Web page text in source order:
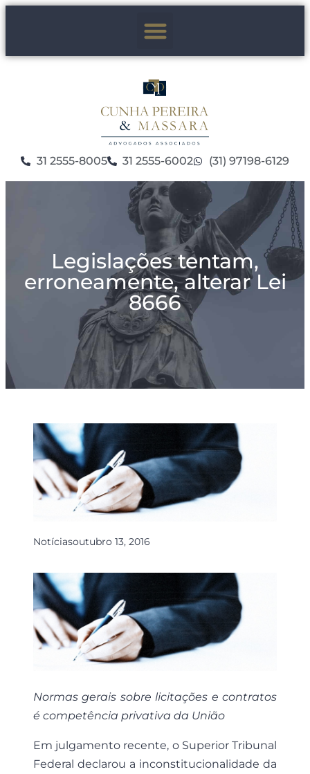
31 2555-8005 31 2555-6002 (31) 97198-6129
Legislações tentam,
erroneamente, alterar Lei
8666
Notíciasoutubro 13, 2016
Normas gerais sobre licitações e contratos
é competência privativa da União
Em julgamento recente, o Superior Tribunal
Federal declarou a inconstitucionalidade da